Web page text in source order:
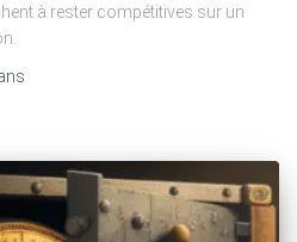
à rester compétitives sur un